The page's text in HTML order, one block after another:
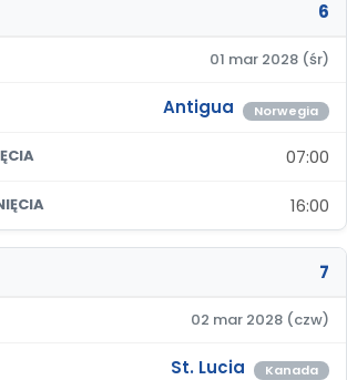
6
01 mar 2028 (śr)
Antigua Norwegia
07:00
16:00
7
02 mar 2028 (czw)
St. Lucia Kanada